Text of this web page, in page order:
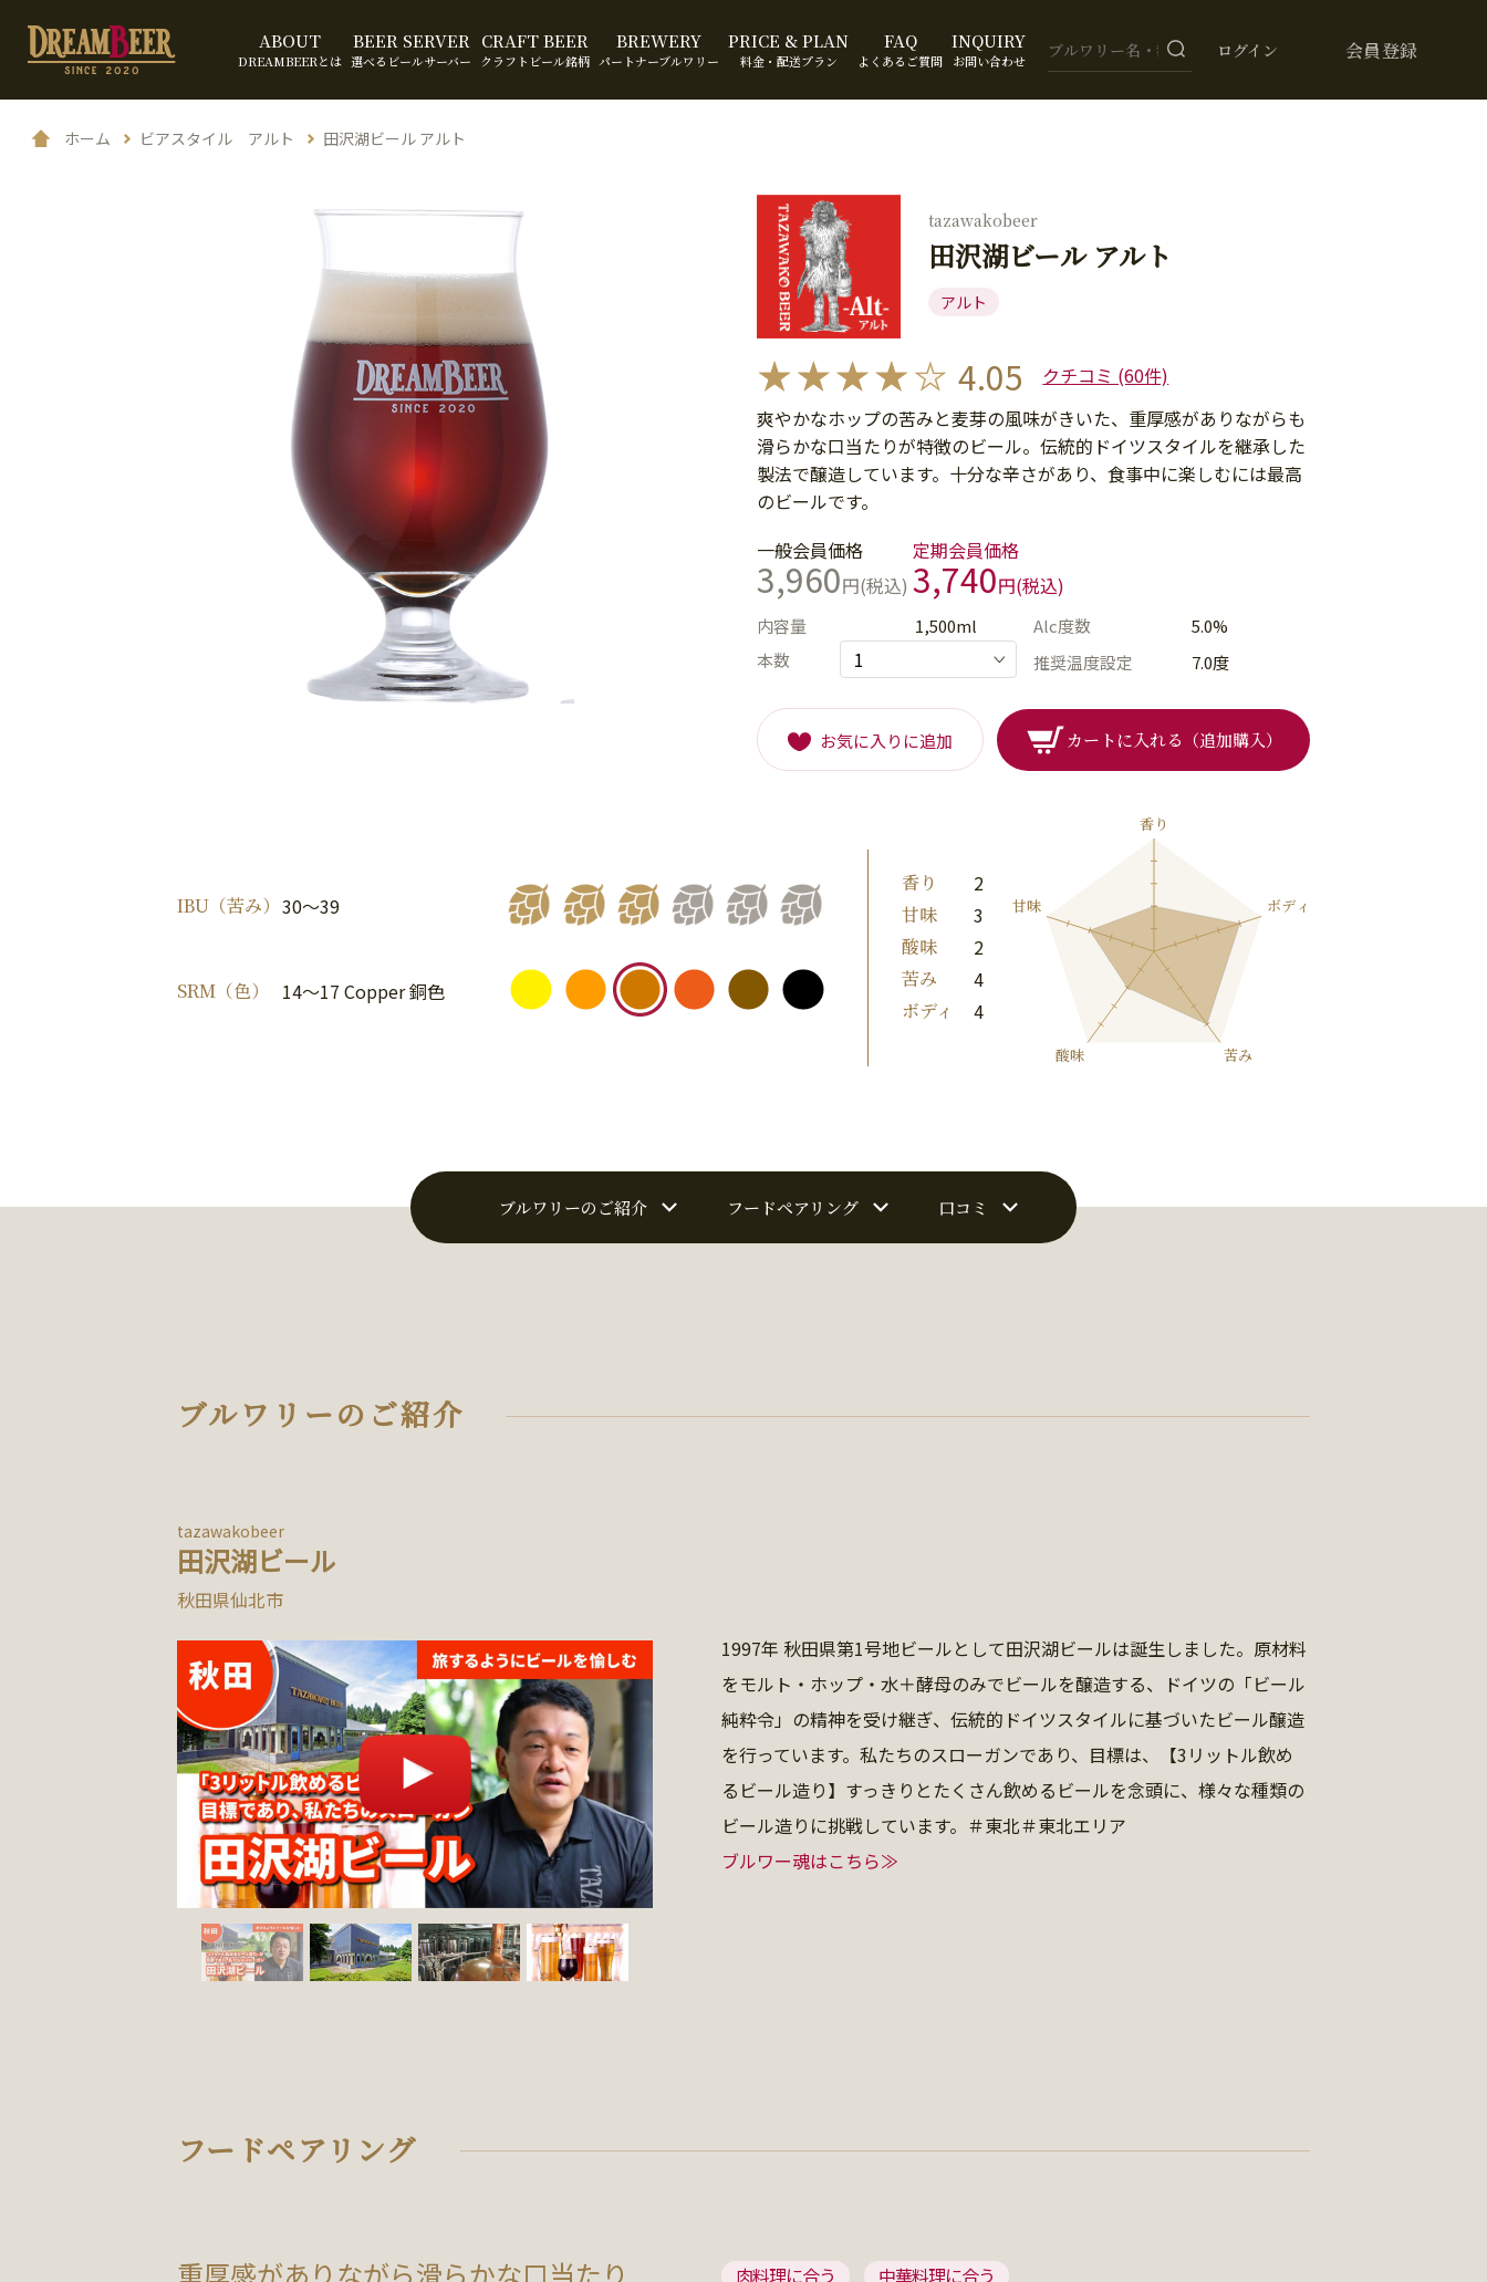
ABOUT
DREAMBEERとは
BEER SERVER
選べるビールサーバー
CRAFT BEER
クラフトビール銘柄
BREWERY
パートナーブルワリー
PRICE & PLAN
料金・配送プラン
FAQ
よくあるご質問
INQUIRY
お問い合わせ ログイン 会員登録
ホーム ビアスタイル アルト 田沢湖ビール アルト
tazawakobeer
田沢湖ビール アルト
アルト
4.05
クチコミ (60件)
爽やかなホップの苦みと麦芽の風味がきいた、重厚感がありながらも
滑らかな口当たりが特徴のビール。伝統的ドイツスタイルを継承した
製法で醸造しています。十分な辛さがあり、食事中に楽しむには最高
のビールです。
一般会員価格
3,960円(税込)
定期会員価格
3,740円(税込)
内容量 1,500ml Alc度数
5.0%
本数
推奨温度設定 7.0度
お気に入りに追加 カートに入れる（追加購入）
IBU（苦み） 30～39
SRM（色） 14～17 Copper 銅色
香り 2
甘味 3
酸味 2
苦み 4
ボディ 4
ブルワリーのご紹介 フードペアリング 口コミ
ブルワリーのご紹介
tazawakobeer
田沢湖ビール
秋田県仙北市
1997年 秋田県第1号地ビールとして田沢湖ビールは誕生しました。原材料
をモルト・ホップ・水＋酵母のみでビールを醸造する、ドイツの「ビール
純粋令」の精神を受け継ぎ、伝統的ドイツスタイルに基づいたビール醸造
を行っています。私たちのスローガンであり、目標は、【3リットル飲め
るビール造り】すっきりとたくさん飲めるビールを念頭に、様々な種類の
ビール造りに挑戦しています。＃東北＃東北エリア
ブルワー魂はこちら≫
フードペアリング
重厚感がありながら滑らかな口当たり 肉料理に合う 中華料理に合う